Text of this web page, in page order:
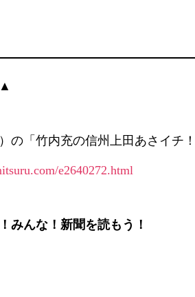
の「竹内充の信州上田あさイチ
e2640272.html
みんな！新聞を読もう！